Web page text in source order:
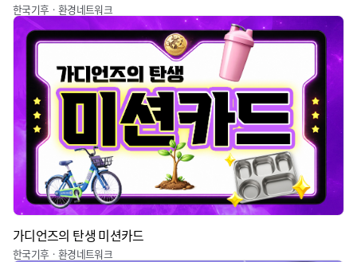
한국기후ㆍ환경네트워크
가디언즈의 탄생 미션카드
한국기후ㆍ환경네트워크